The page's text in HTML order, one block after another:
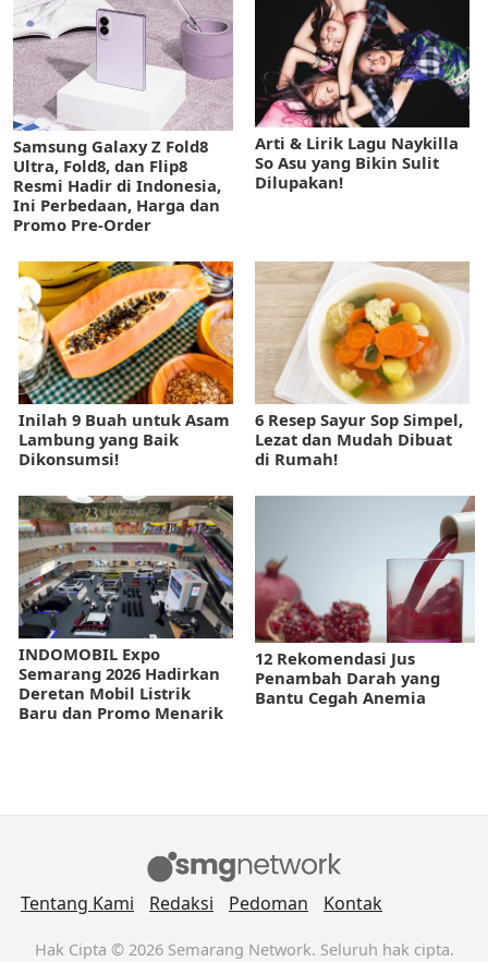
Samsung Galaxy Z Fold8
Ultra, Fold8, dan Flip8
Resmi Hadir di Indonesia,
Ini Perbedaan, Harga dan
Promo Pre-Order
Arti & Lirik Lagu Naykilla
So Asu yang Bikin Sulit
Dilupakan!
Inilah 9 Buah untuk Asam
Lambung yang Baik
Dikonsumsi!
6 Resep Sayur Sop Simpel,
Lezat dan Mudah Dibuat
di Rumah!
INDOMOBIL Expo
Semarang 2026 Hadirkan
Deretan Mobil Listrik
Baru dan Promo Menarik
12 Rekomendasi Jus
Penambah Darah yang
Bantu Cegah Anemia
Tentang Kami Redaksi Pedoman Kontak
Hak Cipta © 2026 Semarang Network. Seluruh hak cipta.